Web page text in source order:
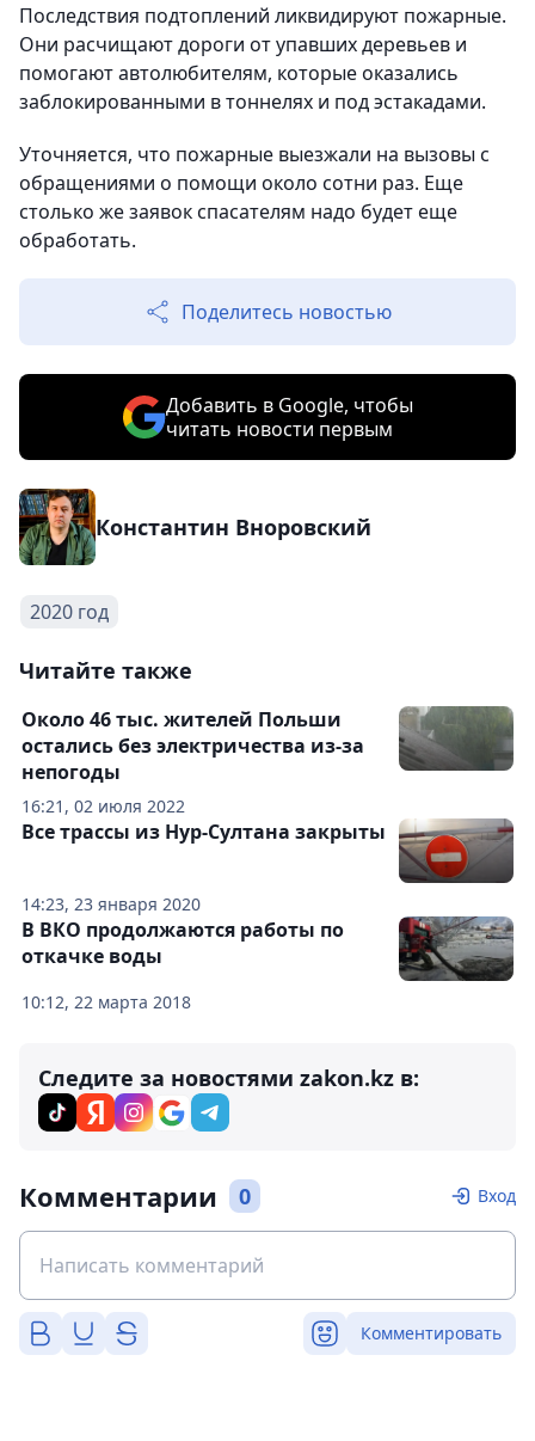
Последствия подтоплений ликвидируют пожарные.
Они расчищают дороги от упавших деревьев и
помогают автолюбителям, которые оказались
заблокированными в тоннелях и под эстакадами.
Уточняется, что пожарные выезжали на вызовы с
обращениями о помощи около сотни раз. Еще
столько же заявок спасателям надо будет еще
обработать.
Поделитесь новостью
Добавить в Google, чтобы
читать новости первым
Константин Вноровский
2020 год
Читайте также
16:21, 02 июля 2022
Около 46 тыс. жителей Польши
остались без электричества из-за
непогоды
14:23, 23 января 2020
Все трассы из Нур-Султана закрыты
10:12, 22 марта 2018
В ВКО продолжаются работы по
откачке воды
Следите за новостями zakon.kz в:
Комментарии 0 Вход
Комментировать